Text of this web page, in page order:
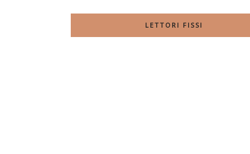
LETTORI FISSI